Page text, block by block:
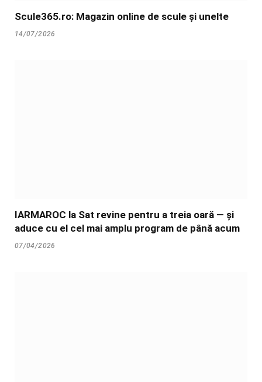
Scule365.ro: Magazin online de scule și unelte
14/07/2026
IARMAROC la Sat revine pentru a treia oară — și
aduce cu el cel mai amplu program de până acum
07/04/2026